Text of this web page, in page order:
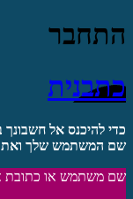
התחבר
כתבנית
כדי להיכנס אל
שם המשתמש שלך ואת
שם משתמש או כתובת